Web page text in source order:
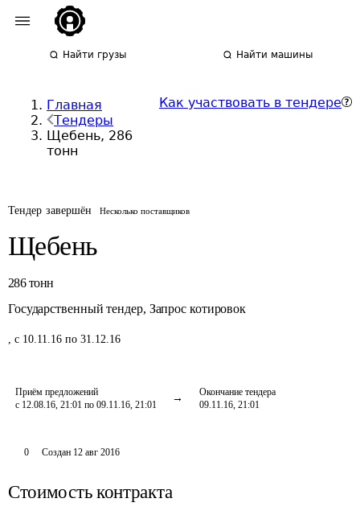
Найти грузы Найти машины
Главная
Тендеры
Щебень, 286
тонн
Как участвовать в тендере
Тендер завершён Несколько поставщиков
Щебень
286 тонн
Государственный тендер, Запрос котировок
, с 10.11.16 по 31.12.16
Приём предложений
с 12.08.16, 21:01 по 09.11.16, 21:01
Окончание тендера
09.11.16, 21:01
0 Создан 12 авг 2016
Стоимость контракта